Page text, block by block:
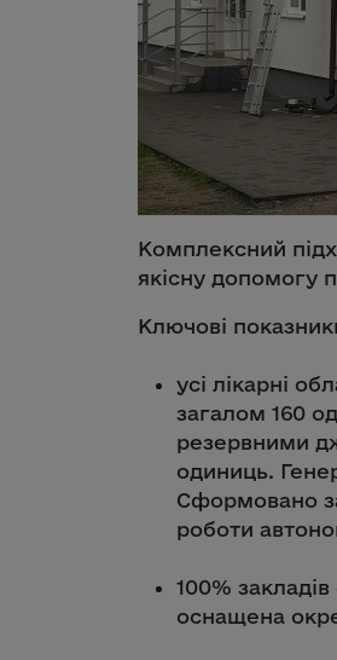
Комплексний
якісну допомогу
Ключові
усі лікарні
загалом 160
резервними
одиниць.
Сформовано
роботи
100%
оснащена